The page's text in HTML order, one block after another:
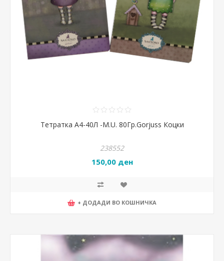
Тетратка А4-40Л -M.U. 80Гр.Gorjuss Коцки
238552
150,00 ден
+ ДОДАДИ ВО КОШНИЧКА